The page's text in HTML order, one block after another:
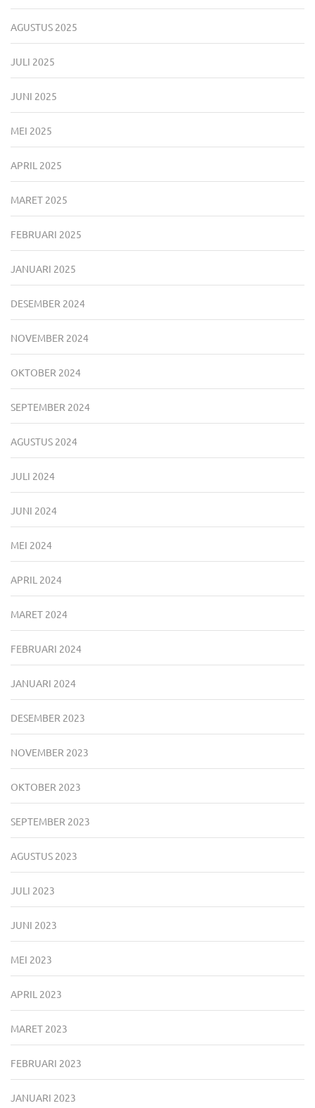
AGUSTUS 2025
JULI 2025
JUNI 2025
MEI 2025
APRIL 2025
MARET 2025
FEBRUARI 2025
JANUARI 2025
DESEMBER 2024
NOVEMBER 2024
OKTOBER 2024
SEPTEMBER 2024
AGUSTUS 2024
JULI 2024
JUNI 2024
MEI 2024
APRIL 2024
MARET 2024
FEBRUARI 2024
JANUARI 2024
DESEMBER 2023
NOVEMBER 2023
OKTOBER 2023
SEPTEMBER 2023
AGUSTUS 2023
JULI 2023
JUNI 2023
MEI 2023
APRIL 2023
MARET 2023
FEBRUARI 2023
JANUARI 2023